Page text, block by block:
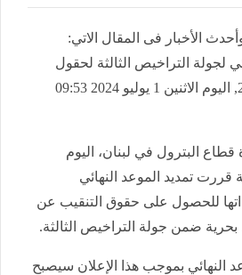
الأخبار فى المقال الاتي:
لجولة التراخيص الثالثة لحقول
بحرية حتى مارس 2025, اليوم الاثنين 1 يوليو 2024 09:53
قطاع البترول في لبنان، اليوم
قررت تمديد الموعد النهائي
للحصول على حقوق التنقيب عن
ضمن جولة التراخيص الثالثة.
النهائي بموجب هذا الإعلان سيصبح